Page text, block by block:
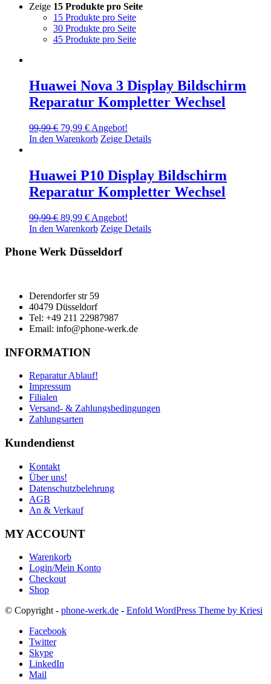
Zeige 15 Produkte pro Seite
15 Produkte pro Seite
30 Produkte pro Seite
45 Produkte pro Seite
Huawei Nova 3 Display Bildschirm
Reparatur Kompletter Wechsel
99,99€ Ursprünglicher
Preis
79,99 €Aktueller
Preis
Angebot!
In den Warenkorb Zeige Details
Huawei P10 Display Bildschirm
Reparatur Kompletter Wechsel
99,99€ Ursprünglicher
Preis
99,99 €
89,99 €Aktueller
Preis
89,99 €.
Angebot!
In den Warenkorb Zeige Details
Phone Werk Düsseldorf
Derendorfer str 59
40479 Düsseldorf
Tel: +49 211 22987987
Email: info@phone-werk.de
INFORMATION
Reparatur Ablauf!
Impressum
Filialen
Versand- & Zahlungsbedingungen
Zahlungsarten
Kundendienst
Kontakt
Über uns!
Datenschutzbelehrung
AGB
An & Verkauf
MY ACCOUNT
Warenkorb
Login/Mein Konto
Checkout
Shop
© Copyright - phone-werk.de - Enfold WordPress Theme by Kriesi
Facebook
Twitter
Skype
LinkedIn
Mail